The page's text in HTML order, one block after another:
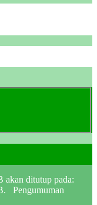
akan ditutup pada:
Pengumuman